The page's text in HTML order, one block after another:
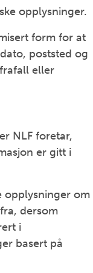
opplysninger.
form for at
poststed og
eller
NLF foretar,
er gitt i
opplysninger om
dersom
i
basert på